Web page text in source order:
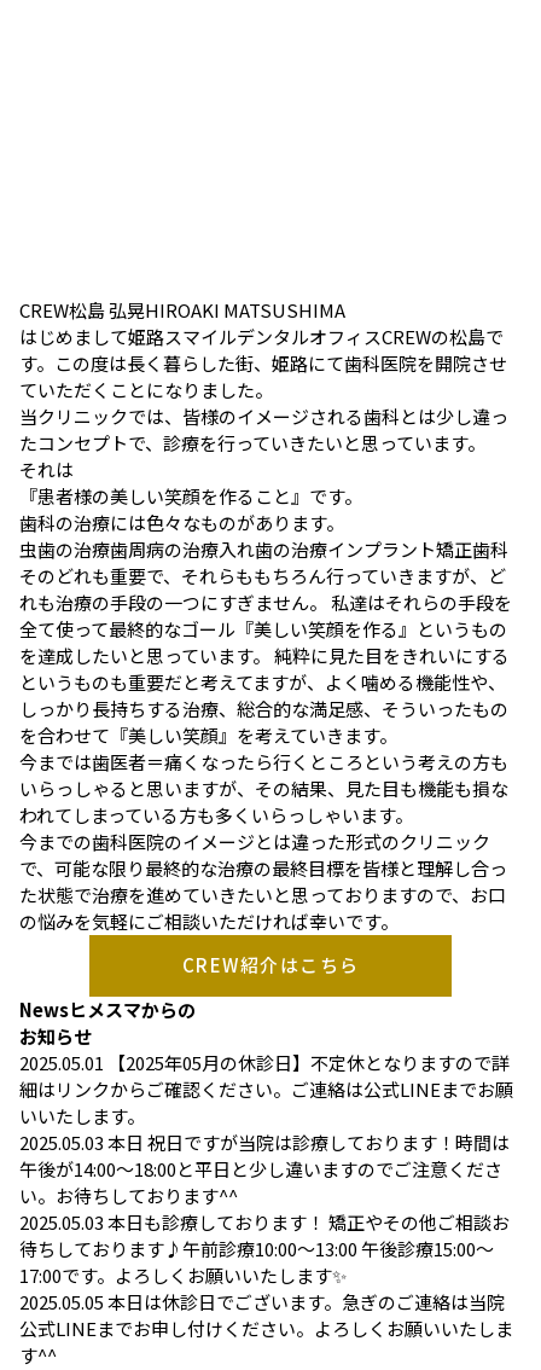
CREW松島 弘晃HIROAKI MATSUSHIMA
はじめまして姫路スマイルデンタルオフィスCREWの松島で
す。 この度は長く暮らした街、姫路にて歯科医院を開院させ
ていただくことになりました。
当クリニックでは、皆様のイメージされる歯科とは少し違っ
たコンセプトで、診療を行っていきたいと思っています。
それは
『患者様の美しい笑顔を作ること』 です。
歯科の治療には色々なものがあります。
虫歯の治療歯周病の治療入れ歯の治療インプラント矯正歯科
そのどれも重要で、それらももちろん行っていきますが、ど
れも治療の手段の一つにすぎません。 私達はそれらの手段を
全て使って最終的なゴール『美しい笑顔を作る』というもの
を達成したいと思っています。 純粋に見た目をきれいにする
というものも重要だと考えてますが、よく噛める機能性や、
しっかり長持ちする治療、総合的な満足感、そういったもの
を合わせて『美しい笑顔』を考えていきます。
今までは歯医者＝痛くなったら行くところという考えの方も
いらっしゃると思いますが、その結果、見た目も機能も損な
われてしまっている方も多くいらっしゃいます。
今までの歯科医院のイメージとは違った形式のクリニック
で、可能な限り最終的な治療の最終目標を皆様と理解し合っ
た状態で治療を進めていきたいと思っておりますので、お口
の悩みを気軽にご相談いただければ幸いです。
CREW紹介はこちら
Newsヒメスマからの
お知らせ
2025.05.01
【2025年05月の休診日】不定休となりますので詳
細はリンクからご確認ください。ご連絡は公式LINEまでお願
いいたします。
2025.05.03本日 祝日ですが当院は診療しております！時間は
午後が14:00～18:00と平日と少し違いますのでご注意くださ
い。お待ちしております^^
2025.05.03本日も診療しております！ 矯正やその他ご相談お
待ちしております♪午前診療10:00〜13:00 午後診療15:00〜
17:00です。よろしくお願いいたします✨
2025.05.05本日は休診日でございます。急ぎのご連絡は当院
公式LINEまでお申し付けください。よろしくお願いいたしま
す^^